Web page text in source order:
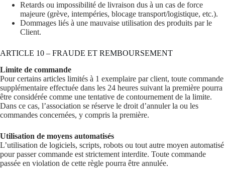
Retards ou impossibilité de livraison dus à un cas de force
majeure (grève, intempéries, blocage transport/logistique, etc.).
Dommages liés à une mauvaise utilisation des produits par le
Client.
ARTICLE 10 – FRAUDE ET REMBOURSEMENT
Limite de commande
Pour certains articles limités à 1 exemplaire par client, toute commande
supplémentaire effectuée dans les 24 heures suivant la première pourra
être considérée comme une tentative de contournement de la limite.
Dans ce cas, l’association se réserve le droit d’annuler la ou les
commandes concernées, y compris la première.
Utilisation de moyens automatisés
L’utilisation de logiciels, scripts, robots ou tout autre moyen automatisé
pour passer commande est strictement interdite. Toute commande
passée en violation de cette règle pourra être annulée.